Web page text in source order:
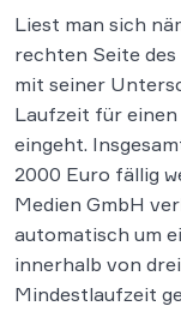
Liest man sich
rechten Seite des
mit seiner
Laufzeit für
eingeht.
2000 Euro fällig
Medien GmbH
automatisch um
innerhalb von
Mindestlaufzeit